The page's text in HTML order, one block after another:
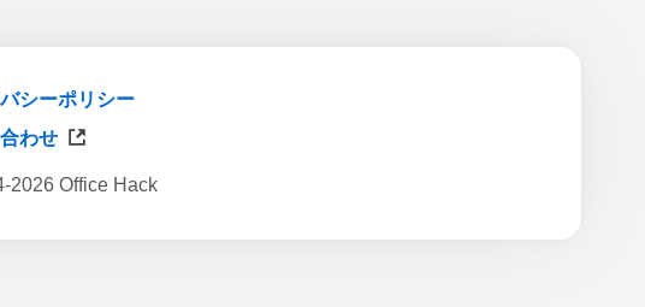
シーポリシー
わせ
2026 Office Hack